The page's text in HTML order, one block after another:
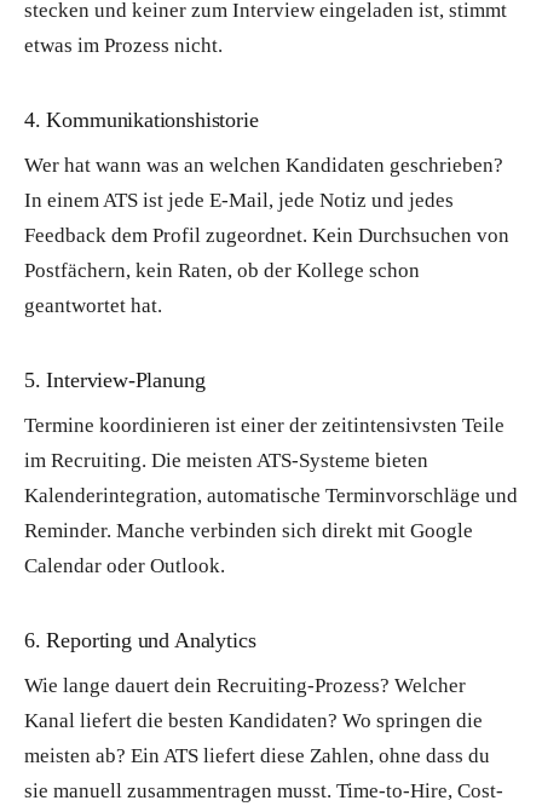
stecken und keiner zum Interview eingeladen ist, stimmt
etwas im Prozess nicht.
4. Kommunikationshistorie
Wer hat wann was an welchen Kandidaten geschrieben?
In einem ATS ist jede E-Mail, jede Notiz und jedes
Feedback dem Profil zugeordnet. Kein Durchsuchen von
Postfächern, kein Raten, ob der Kollege schon
geantwortet hat.
5. Interview-Planung
Termine koordinieren ist einer der zeitintensivsten Teile
im Recruiting. Die meisten ATS-Systeme bieten
Kalenderintegration, automatische Terminvorschläge und
Reminder. Manche verbinden sich direkt mit Google
Calendar oder Outlook.
6. Reporting und Analytics
Wie lange dauert dein Recruiting-Prozess? Welcher
Kanal liefert die besten Kandidaten? Wo springen die
meisten ab? Ein ATS liefert diese Zahlen, ohne dass du
sie manuell zusammentragen musst. Time-to-Hire, Cost-